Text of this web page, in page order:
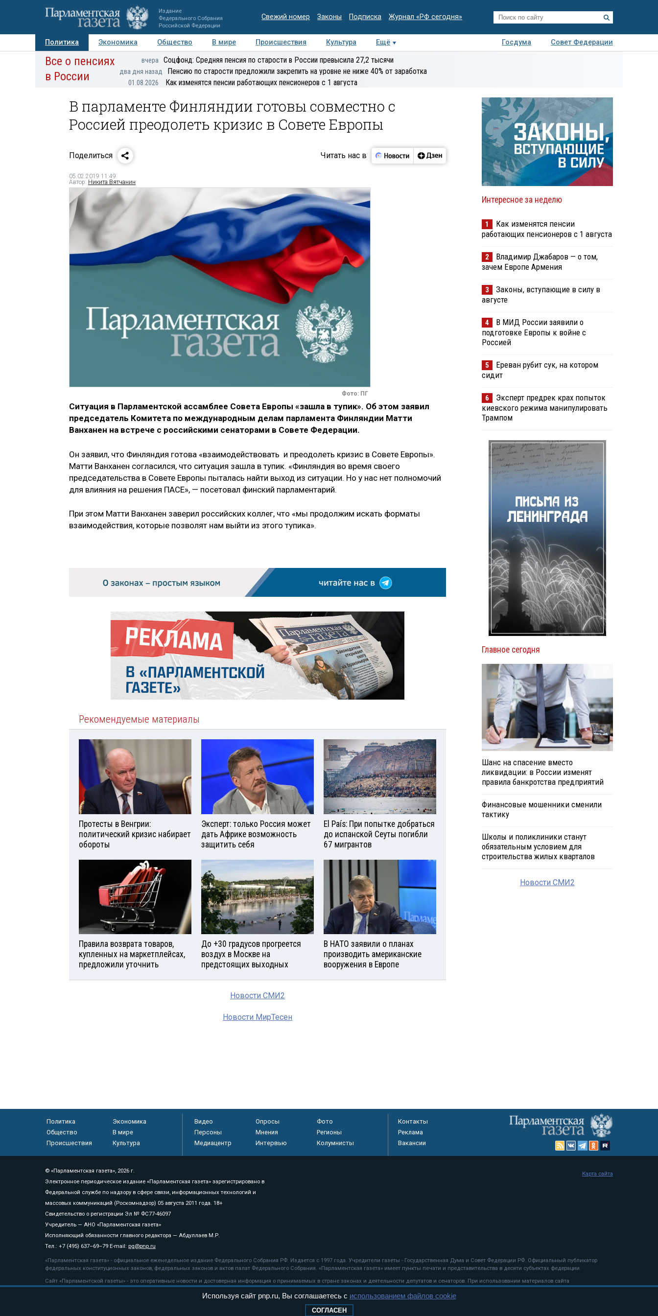
Издание
Федерального Собрания
Российской Федерации
Свежий номер Законы Подписка Журнал «РФ сегодня»
Политика Экономика Общество В мире Происшествия Культура Ещё Госдума
Совет Федерации
Авторы Персоны Мнения Регионы Медиацентр Интервью Колумнисты
экспертиза
Все о пенсиях
в России
вчера Соцфонд: Средняя пенсия по старости в России превысила 27,2 тысячи
два дня назад Пенсию по старости предложили закрепить на уровне не ниже 40% от заработка
01.08.2026 Как изменятся пенсии работающих пенсионеров с 1 августа
В парламенте Финляндии готовы совместно с
Россией преодолеть кризис в Совете Европы
Поделиться Читать нас в
05.02.2019 11:49
Автор: Никита Вятчанин
Фото: ПГ
Ситуация в Парламентской ассамблее Совета Европы «зашла в тупик». Об этом заявил
председатель Комитета по международным делам парламента Финляндии Матти
Ванханен на встрече с российскими сенаторами в Совете Федерации.
Он заявил, что Финляндия готова «взаимодействовать и преодолеть кризис в Совете Европы».
Матти Ванханен согласился, что ситуация зашла в тупик. «Финляндия во время своего
председательства в Совете Европы пыталась найти выход из ситуации. Но у нас нет полномочий
для влияния на решения ПАСЕ», — посетовал финский парламентарий.
При этом Матти Ванханен заверил российских коллег, что «мы продолжим искать форматы
взаимодействия, которые позволят нам выйти из этого тупика».
Рекомендуемые материалы
Протесты в Венгрии:
политический кризис набирает
обороты
Эксперт: только Россия может
дать Африке возможность
защитить себя
El País: При попытке добраться
до испанской Сеуты погибли
67 мигрантов
Правила возврата товаров,
купленных на маркетплейсах,
предложили уточнить
До +30 градусов прогреется
воздух в Москве на
предстоящих выходных
В НАТО заявили о планах
производить американские
вооружения в Европе
Новости СМИ2
Новости МирТесен
Интересное за неделю
1
Как изменятся пенсии
работающих пенсионеров с 1 августа
2
Владимир Джабаров — о том,
зачем Европе Армения
3
Законы, вступающие в силу в
августе
4
В МИД России заявили о
подготовке Европы к войне с
Россией
5
Ереван рубит сук, на котором
сидит
6
Эксперт предрек крах попыток
киевского режима манипулировать
Трампом
Главное сегодня
Шанс на спасение вместо
ликвидации: в России изменят
правила банкротства предприятий
Финансовые мошенники сменили
тактику
Школы и поликлиники станут
обязательным условием для
строительства жилых кварталов
Новости СМИ2
Политика
Экономика
Общество
В мире
Происшествия
Культура
Видео Опросы
Фото
Персоны
Мнения
Регионы
Медиацентр
Интервью Колумнисты
Контакты
Реклама
Вакансии
© «Парламентская газета», 2026 г.
Электронное периодическое издание «Парламентская газета» зарегистрировано в
Федеральной службе по надзору в сфере связи, информационных технологий и
массовых коммуникаций (Роскомнадзор) 05 августа 2011 года. 18+
Свидетельство о регистрации Эл № ФС77-46097
Учредитель — АНО «Парламентская газета»
Исполняющий обязанности главного редактора — Абдуллаев М.Р.
Тел.: +7 (495) 637–69–79 E-mail: pg@pnp.ru
«Парламентская газета» - официальное еженедельное издание Федерального Собрания РФ. Издается с 1997 года. Учредители газеты - Государственная Дума и Совет Федерации РФ. Официальный публикатор
федеральных конституционных законов, федеральных законов и актов палат Федерального Собрания. «Парламентская газета» имеет пункты печати и представительства в десяти субъектах федерации.
Сайт «Парламентской газеты» - это оперативные новости и достоверная информация о принимаемых в стране законах и деятельности депутатов и сенаторов. При использовании материалов сайта
«Парламентской газеты» активная ссылка на pnp.ru обязательна.
рекомендательные технологии
Карта сайта
Используя сайт pnp.ru, Вы соглашаетесь с использованием файлов cookie
СОГЛАСЕН